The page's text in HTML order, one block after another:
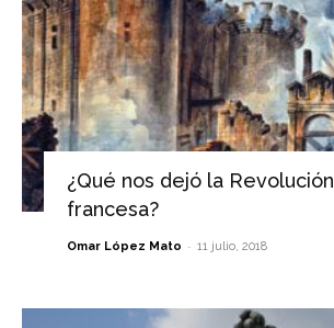
¿Qué nos dejó la Revolución
francesa?
Omar López Mato - 11 julio, 2018